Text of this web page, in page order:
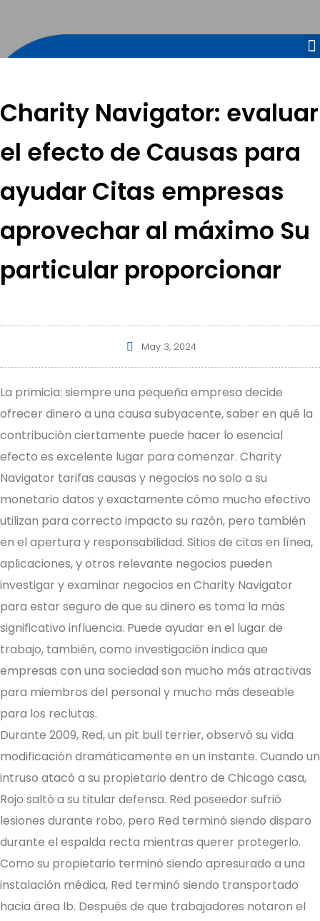
Charity Navigator: evaluar
el efecto de Causas para
ayudar Citas empresas
aprovechar al máximo Su
particular proporcionar
May 3, 2024
La primicia: siempre una pequeña empresa decide
ofrecer dinero a una causa subyacente, saber en qué la
contribución ciertamente puede hacer lo esencial
efecto es excelente lugar para comenzar. Charity
Navigator tarifas causas y negocios no solo a su
monetario datos y exactamente cómo mucho efectivo
utilizan para correcto impacto su razón, pero también
en el apertura y responsabilidad. Sitios de citas en línea,
aplicaciones, y otros relevante negocios pueden
investigar y examinar negocios en Charity Navigator
para estar seguro de que su dinero es toma la más
significativo influencia. Puede ayudar en el lugar de
trabajo, también, como investigación indica que
empresas con una sociedad son mucho más atractivas
para miembros del personal y mucho más deseable
para los reclutas.
Durante 2009, Red, un pit bull terrier, observó su vida
modificación dramáticamente en un instante. Cuando un
intruso atacó a su propietario dentro de Chicago casa,
Rojo saltó a su titular defensa. Red poseedor sufrió
lesiones durante robo, pero Red terminó siendo disparo
durante el espalda recta mientras querer protegerlo.
Como su propietario terminó siendo apresurado a una
instalación médica, Red terminó siendo transportado
hacia área lb. Después de que trabajadores notaron el